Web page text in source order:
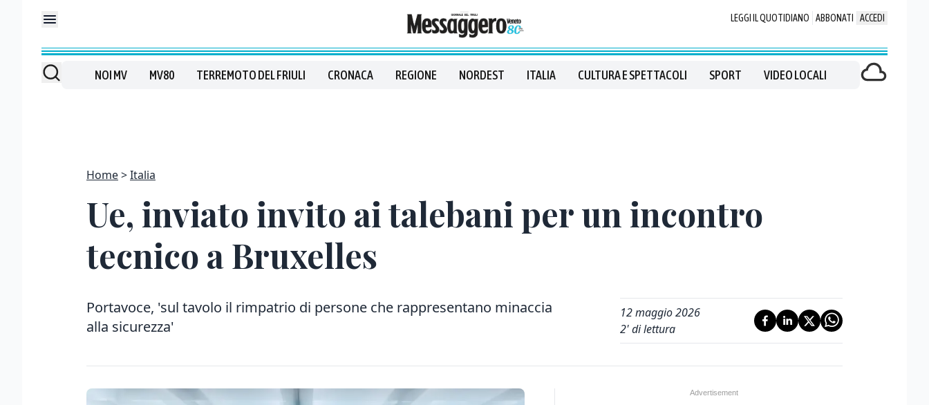
LEGGI IL QUOTIDIANO ABBONATI ACCEDI
NOI MV MV80 TERREMOTO DEL FRIULI CRONACA REGIONE NORDEST ITALIA CULTURA E SPETTACOLI SPORT VIDEO LOCALI
Home Italia
Ue, inviato invito ai talebani per un incontro
tecnico a Bruxelles
Portavoce, 'sul tavolo il rimpatrio di persone che rappresentano minaccia
alla sicurezza'
12 maggio 2026
2' di lettura